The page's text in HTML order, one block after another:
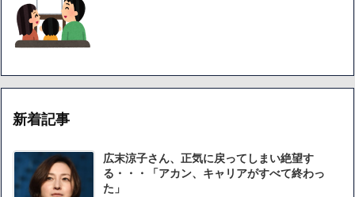
新着記事
広末涼子さん、正気に戻ってしまい絶望す
る・・・「アカン、キャリアがすべて終わっ
た」